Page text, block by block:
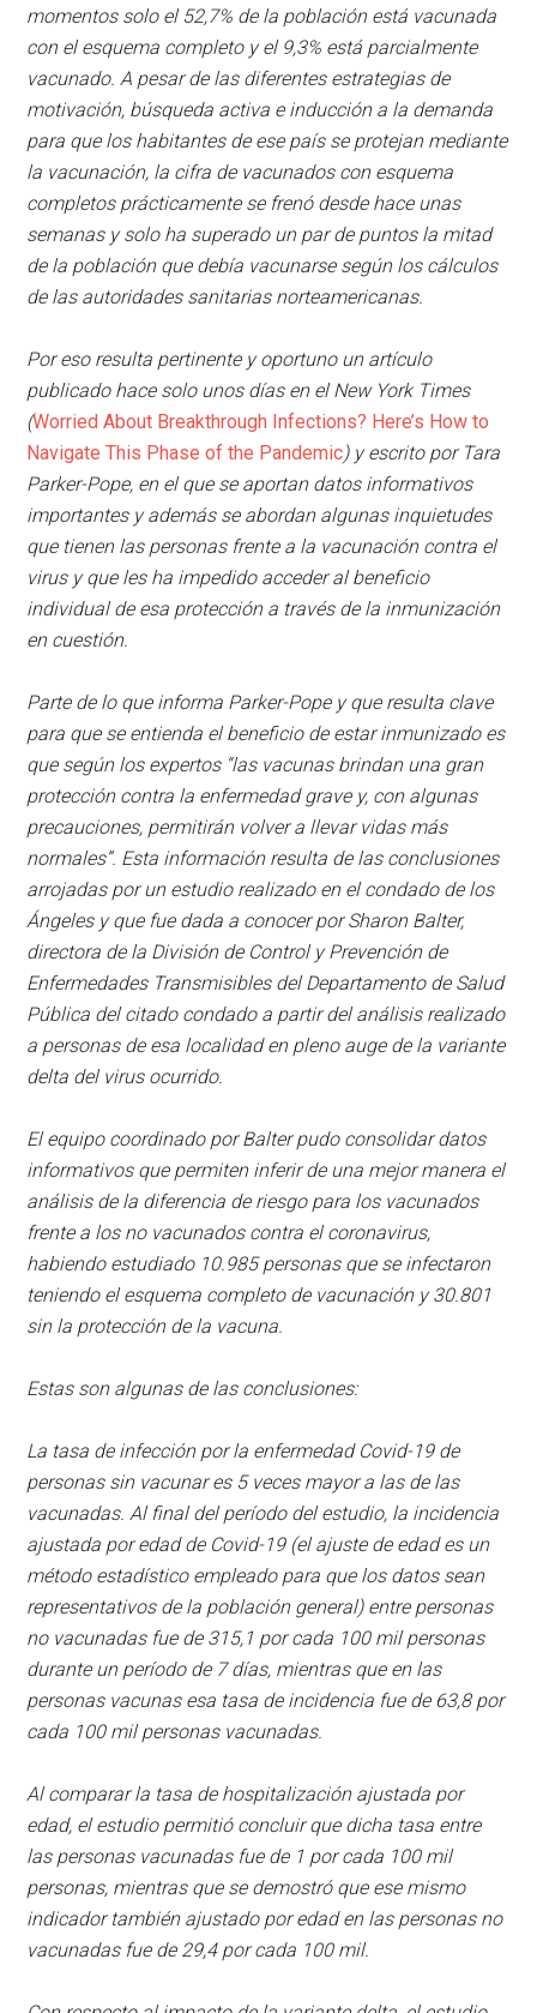
momentos solo el 52,7% de la población está vacunada
con el esquema completo y el 9,3% está parcialmente
vacunado. A pesar de las diferentes estrategias de
motivación, búsqueda activa e inducción a la demanda
para que los habitantes de ese país se protejan mediante
la vacunación, la cifra de vacunados con esquema
completos prácticamente se frenó desde hace unas
semanas y solo ha superado un par de puntos la mitad
de la población que debía vacunarse según los cálculos
de las autoridades sanitarias norteamericanas.
Por eso resulta pertinente y oportuno un artículo
publicado hace solo unos días en el New York Times
(Worried About Breakthrough Infections? Here’s How to
Navigate This Phase of the Pandemic) y escrito por Tara
Parker-Pope, en el que se aportan datos informativos
importantes y además se abordan algunas inquietudes
que tienen las personas frente a la vacunación contra el
virus y que les ha impedido acceder al beneficio
individual de esa protección a través de la inmunización
en cuestión.
Parte de lo que informa Parker-Pope y que resulta clave
para que se entienda el beneficio de estar inmunizado es
que según los expertos “las vacunas brindan una gran
protección contra la enfermedad grave y, con algunas
precauciones, permitirán volver a llevar vidas más
normales”. Esta información resulta de las conclusiones
arrojadas por un estudio realizado en el condado de los
Ángeles y que fue dada a conocer por Sharon Balter,
directora de la División de Control y Prevención de
Enfermedades Transmisibles del Departamento de Salud
Pública del citado condado a partir del análisis realizado
a personas de esa localidad en pleno auge de la variante
delta del virus ocurrido.
El equipo coordinado por Balter pudo consolidar datos
informativos que permiten inferir de una mejor manera el
análisis de la diferencia de riesgo para los vacunados
frente a los no vacunados contra el coronavirus,
habiendo estudiado 10.985 personas que se infectaron
teniendo el esquema completo de vacunación y 30.801
sin la protección de la vacuna.
Estas son algunas de las conclusiones:
La tasa de infección por la enfermedad Covid-19 de
personas sin vacunar es 5 veces mayor a las de las
vacunadas. Al final del período del estudio, la incidencia
ajustada por edad de Covid-19 (el ajuste de edad es un
método estadístico empleado para que los datos sean
representativos de la población general) entre personas
no vacunadas fue de 315,1 por cada 100 mil personas
durante un período de 7 días, mientras que en las
personas vacunas esa tasa de incidencia fue de 63,8 por
cada 100 mil personas vacunadas.
Al comparar la tasa de hospitalización ajustada por
edad, el estudio permitió concluir que dicha tasa entre
las personas vacunadas fue de 1 por cada 100 mil
personas, mientras que se demostró que ese mismo
indicador también ajustado por edad en las personas no
vacunadas fue de 29,4 por cada 100 mil.